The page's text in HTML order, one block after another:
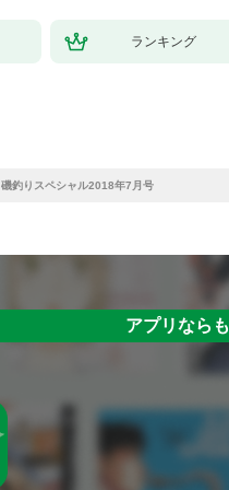
ランキング
磯釣りスペシャル2018年7月号
アプリなら